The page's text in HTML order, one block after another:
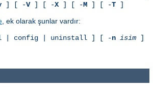
] [ -V] [ -X] [ -M ] [ -T ]
, ek olarak şunlar vardır:
| config | uninstall ] [ -n isim ]